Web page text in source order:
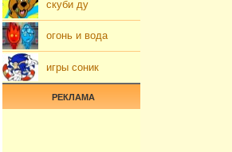
скуби ду
огонь и вода
игры соник
РЕКЛАМА